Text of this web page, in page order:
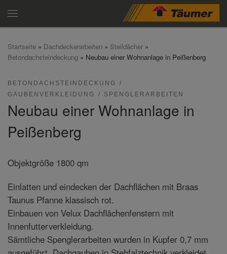
Zum Inhalt springen
Startseite » Dachdeckerarbeiten » Steildächer »
Betondachsteindeckung » Neubau einer Wohnanlage in Peißenberg
BETONDACHSTEINDECKUNG
GAUBENVERKLEIDUNG
SPENGLERARBEITEN
Neubau einer Wohnanlage in
Peißenberg
Objektgröße 1800 qm
Einlatten und eindecken der Dachflächen mit Braas
Taunus Pfanne klassisch rot.
Einbauen von Velux Dachflächenfenstern mit
Innenfutterverkleidung.
Sämtliche Spenglerarbeiten wurden in Kupfer 0,7 mm